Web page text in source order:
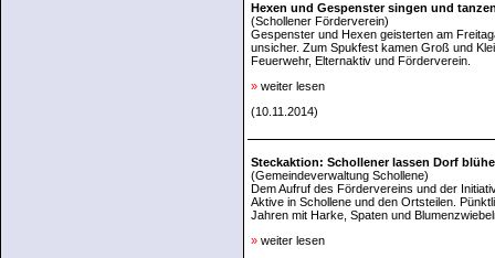
Hexen und Gespenster singen und
(Schollener Förderverein)
Gespenster und Hexen geisterten am
unsicher. Zum Spukfest kamen Groß und
Feuerwehr, Elternaktiv und Förderverein.
» weiter lesen
(10.11.2014)
Steckaktion: Schollener lassen Dorf
(Gemeindeverwaltung Schollene)
Dem Aufruf des Fördervereins und der
Aktive in Schollene und den Ortsteilen.
Jahren mit Harke, Spaten und
» weiter lesen